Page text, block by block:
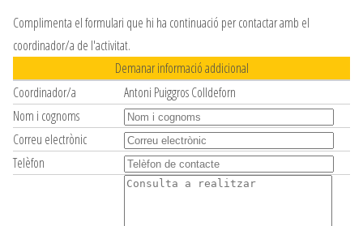
Complimenta el formulari que hi ha continuació per contactar amb el
coordinador/a de l'activitat.
Demanar informació addicional
Coordinador/a
Antoni Puiggros Colldeforn
Nom i cognoms
Correu electrònic
Telèfon